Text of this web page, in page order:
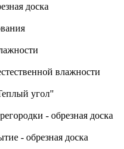
доска
влажности
угол"
- обрезная доска
- обрезная доска